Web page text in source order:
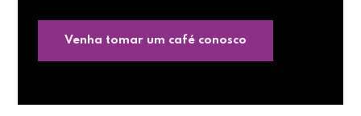
Venha tomar um café conosco